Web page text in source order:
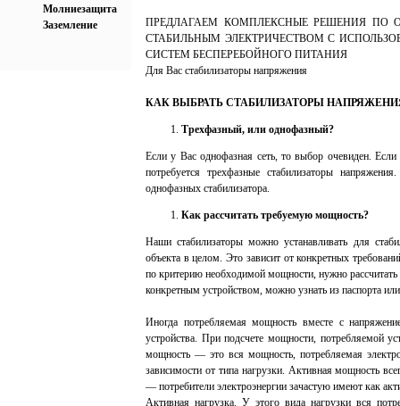
Молниезащита
Заземление
ПРЕДЛАГАЕМ КОМПЛЕКСНЫЕ РЕШЕНИЯ ПО
СТАБИЛЬНЫМ ЭЛЕКТРИЧЕСТВОМ С
СИСТЕМ БЕСПЕРЕБОЙНОГО ПИТАНИЯ
Для Вас стабилизаторы напряжения
КАК ВЫБРАТЬ СТАБИЛИЗАТОРЫ
Трехфазный, или однофазный?
Если у Вас однофазная сеть, то выбор очевиден.
потребуется трехфазные стабилизаторы
однофазных стабилизатора.
Как рассчитать требуемую мощность?
Наши стабилизаторы можно устанавливать для
объекта в целом. Это зависит от конкретных
по критерию необходимой мощности, нужно
конкретным устройством, можно узнать из паспорта
Иногда потребляемая мощность вместе с
устройства. При подсчете мощности, потребляемой
мощность — это вся мощность, потребляемая
зависимости от типа нагрузки. Активная мощность
— потребители электроэнергии зачастую имеют как
Активная нагрузка. У этого вида нагрузки вся